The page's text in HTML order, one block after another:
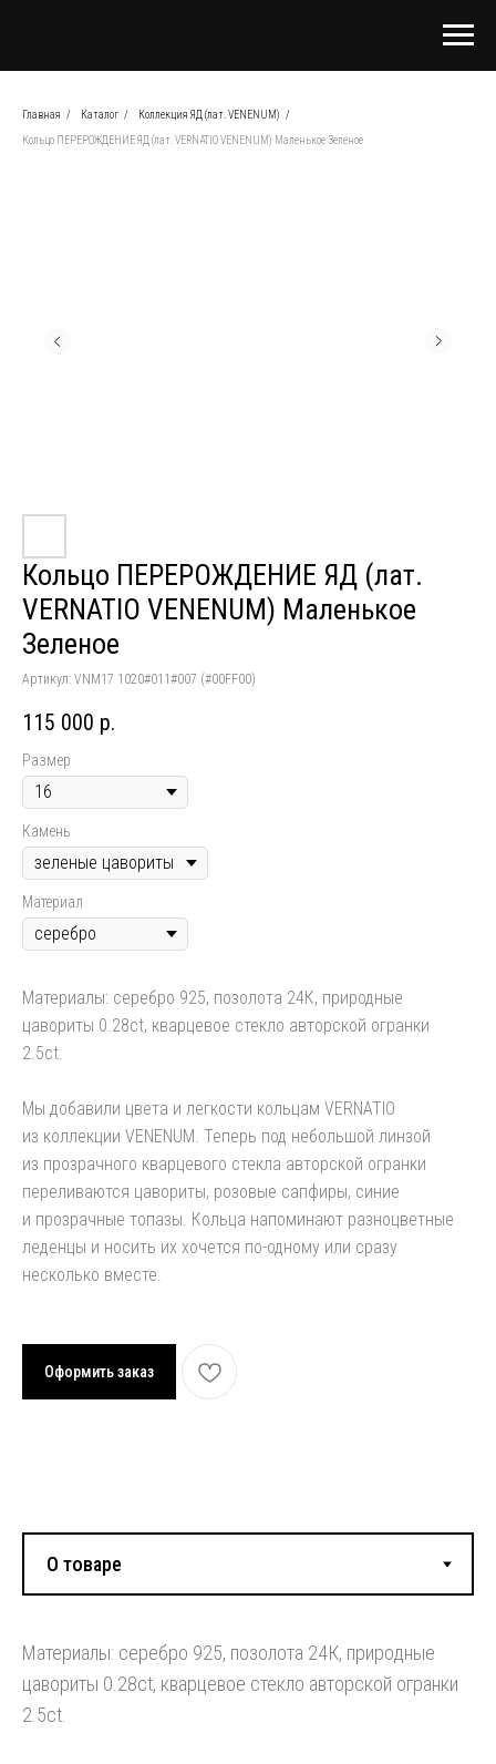
Главная / Каталог / Коллекция ЯД (лат. VENENUM) /
Кольцо ПЕРЕРОЖДЕНИЕ ЯД (лат. VERNATIO VENENUM) Маленькое Зеленое
Кольцо ПЕРЕРОЖДЕНИЕ ЯД (лат.
VERNATIO VENENUM) Маленькое
Зеленое
Артикул: VNM17 1020#011#007 (#00FF00)
115 000 р.
Размер
Камень
Материал
Материалы: серебро 925, позолота 24К, природные
цавориты 0.28ct, кварцевое стекло авторской огранки
2.5сt.
Мы добавили цвета и легкости кольцам VERNATIO
из коллекции VENENUM. Теперь под небольшой линзой
из прозрачного кварцевого стекла авторской огранки
переливаются цавориты, розовые сапфиры, синие
и прозрачные топазы. Кольца напоминают разноцветные
леденцы и носить их хочется по-одному или сразу
несколько вместе.
Оформить заказ
Материалы: серебро 925, позолота 24К, природные
цавориты 0.28ct, кварцевое стекло авторской огранки
2.5сt.
Смотрите также: